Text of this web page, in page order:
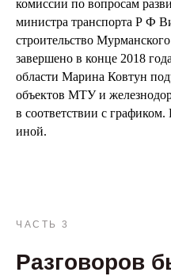
комиссии по вопросам
министра транспорта Р Ф
строительство
завершено в конце 2018
области Марина Ковтун
объектов МТУ и
в соответствии с графиком.
иной.
ЧАСТЬ 3
Разговоров